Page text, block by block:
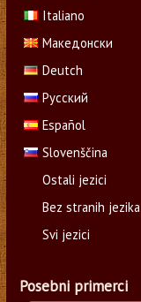
Italiano
Македонски
Deutch
Русский
Español
Slovenščina
Ostali jezici
Bez stranih jezika
Svi jezici
Posebni primerci